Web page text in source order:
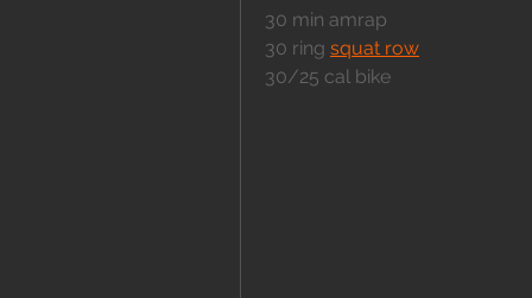
30 min amrap
30 ring squat row
30/25 cal bike